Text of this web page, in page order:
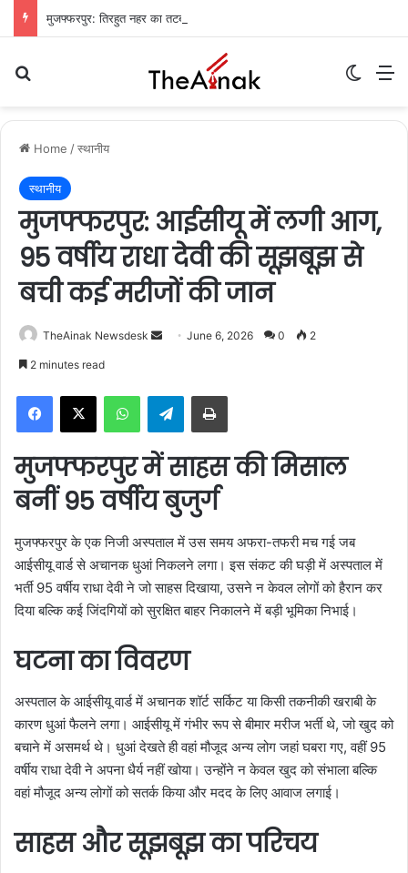
Home /स्थानीय
स्थानीय
मुजफ्फरपुर: आईसीयू में लगी आग,
95 वर्षीय राधा देवी की सूझबूझ से
बची कई मरीजों की जान
TheAinak Newsdesk
a
m
a
June 6, 2026 0 2
2 minutes read
Telegram
मुजफ्फरपुर में साहस की मिसाल
बनीं 95 वर्षीय बुजुर्ग
मुजफ्फरपुर के एक निजी अस्पताल में उस समय अफरा-तफरी मच गई जब
आईसीयू वार्ड से अचानक धुआं निकलने लगा। इस संकट की घड़ी में अस्पताल में
भर्ती 95 वर्षीय राधा देवी ने जो साहस दिखाया, उसने न केवल लोगों को हैरान कर
दिया बल्कि कई जिंदगियों को सुरक्षित बाहर निकालने में बड़ी भूमिका निभाई।
घटना का विवरण
अस्पताल के आईसीयू वार्ड में अचानक शॉर्ट सर्किट या किसी तकनीकी खराबी के
कारण धुआं फैलने लगा। आईसीयू में गंभीर रूप से बीमार मरीज भर्ती थे, जो खुद को
बचाने में असमर्थ थे। धुआं देखते ही वहां मौजूद अन्य लोग जहां घबरा गए, वहीं 95
वर्षीय राधा देवी ने अपना धैर्य नहीं खोया। उन्होंने न केवल खुद को संभाला बल्कि
वहां मौजूद अन्य लोगों को सतर्क किया और मदद के लिए आवाज लगाई।
साहस और सूझबूझ का परिचय